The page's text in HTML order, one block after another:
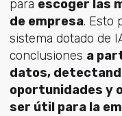
para escoger las
de empresa. Esto
sistema dotado de
conclusiones a
datos,
oportunidades y
ser útil para la